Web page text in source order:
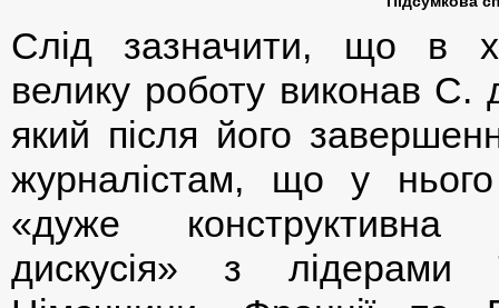
Слід зазначити, що в
велику роботу виконав С.
який після його
журналістам, що у нього
«дуже
дискусія» з лідерами